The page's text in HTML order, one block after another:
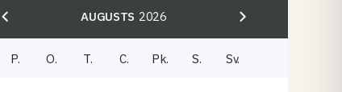
AUGUSTS 2026
P. O. T. C. Pk. S. Sv.